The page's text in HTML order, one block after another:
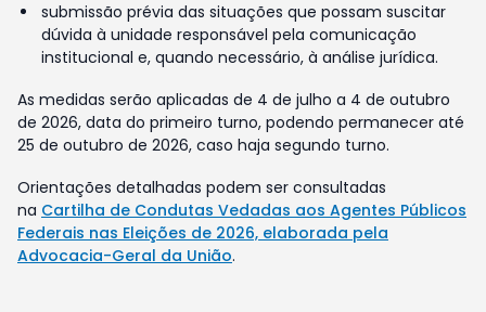
submissão prévia das situações que possam suscitar
dúvida à unidade responsável pela comunicação
institucional e, quando necessário, à análise jurídica.
As medidas serão aplicadas de 4 de julho a 4 de outubro
de 2026, data do primeiro turno, podendo permanecer até
25 de outubro de 2026, caso haja segundo turno.
Orientações detalhadas podem ser consultadas
na Cartilha de Condutas Vedadas aos Agentes Públicos
Federais nas Eleições de 2026, elaborada pela
Advocacia-Geral da União.